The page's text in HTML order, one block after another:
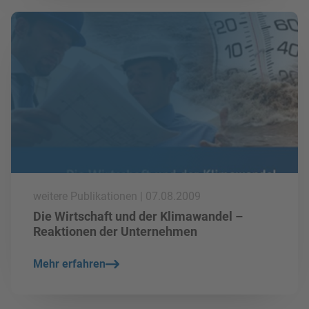
weitere Publikationen | 07.08.2009
Die Wirtschaft und der Klimawandel –
Reaktionen der Unternehmen
Mehr erfahren